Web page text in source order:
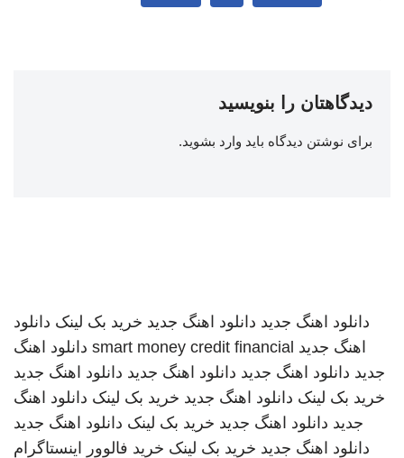
دیدگاهتان را بنویسید
برای نوشتن دیدگاه باید وارد بشوید.
دانلود اهنگ جدید دانلود اهنگ جدید خرید بک لینک دانلود
اهنگ جدید smart money credit financial دانلود اهنگ
جدید دانلود اهنگ جدید دانلود اهنگ جدید دانلود اهنگ جدید
خرید بک لینک دانلود اهنگ جدید خرید بک لینک دانلود اهنگ
جدید دانلود اهنگ جدید خرید بک لینک دانلود اهنگ جدید
دانلود اهنگ جدید خرید بک لینک خرید فالوور اینستاگرام